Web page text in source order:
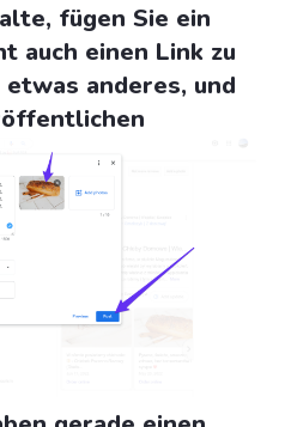
fügen Sie ein
auch einen Link zu
anderes, und